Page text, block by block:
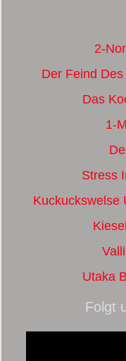
2-
Der Feind
Das
1-
Stress
Kuckuckswelse
Utaka
Folgt